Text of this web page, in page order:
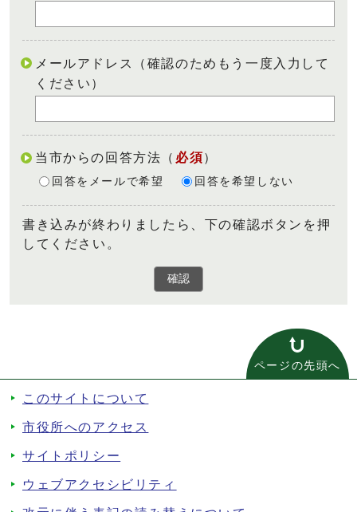
メールアドレス（確認のためもう一度入力して
ください）
当市からの回答方法 （ 必須）
回答をメールで希望 回答を希望しない
書き込みが終わりましたら、下の確認ボタンを押
してください。
確認
ページの先頭へ
このサイトについて
市役所へのアクセス
サイトポリシー
ウェブアクセシビリティ